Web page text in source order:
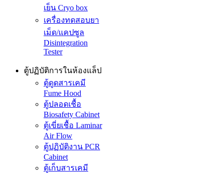
เย็น Cryo box
เครื่องทดสอบยา
เม็ด/แคปซูล
Disintegration
Tester
ตู้ปฏิบัติการในห้องแล็ป
ตู้ดูดสารเคมี
Fume Hood
ตู้ปลอดเชื้อ
Biosafety Cabinet
ตู้เขี่ยเชื้อ Laminar
Air Flow
ตู้ปฏิบัติงาน PCR
Cabinet
ตู้เก็บสารเคมี